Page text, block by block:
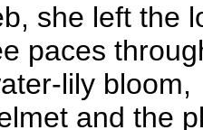
she left the
paces
lily bloom,
and the